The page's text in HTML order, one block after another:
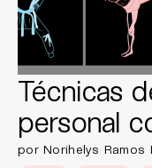
Técnicas
personal
por Norihelys Ramos